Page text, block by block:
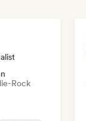
Rock